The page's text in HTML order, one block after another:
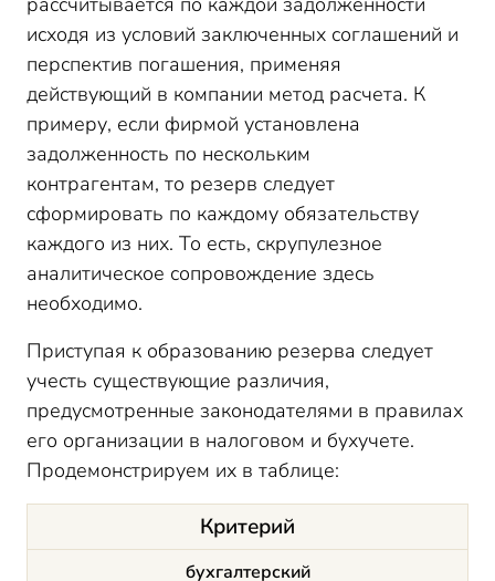
исходя из условий заключенных соглашений и
перспектив погашения, применяя
действующий в компании метод расчета. К
примеру, если фирмой установлена
задолженность по нескольким
контрагентам, то резерв следует
сформировать по каждому обязательству
каждого из них. То есть, скрупулезное
аналитическое сопровождение здесь
необходимо.
Приступая к образованию резерва следует
учесть существующие различия,
предусмотренные законодателями в правилах
его организации в налоговом и бухучете.
Продемонстрируем их в таблице:
Критерий
бухгалтерский